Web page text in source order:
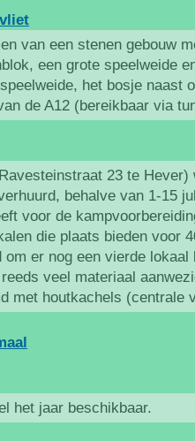
van een stenen gebouw
een grote speelweide
het bosje naast
de A12 (bereikbaar via
23 te Hever)
behalve van 1-15
voor de
die plaats bieden voor
om er nog een vierde
veel materiaal
met houtkachels (centrale
het jaar beschikbaar.